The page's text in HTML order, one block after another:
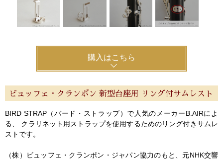
購入はこちら
ビュッフェ・クランポン 新型台座用 リング付サムレスト
BIRD STRAP（バード・ストラップ）で人気のメーカーB.AIRによ
る、 クラリネット用ストラップを使用するためのリング付きサムレ
ストです。
（株）ビュッフェ・クランポン・ジャパン協力のもと、元NHK交響